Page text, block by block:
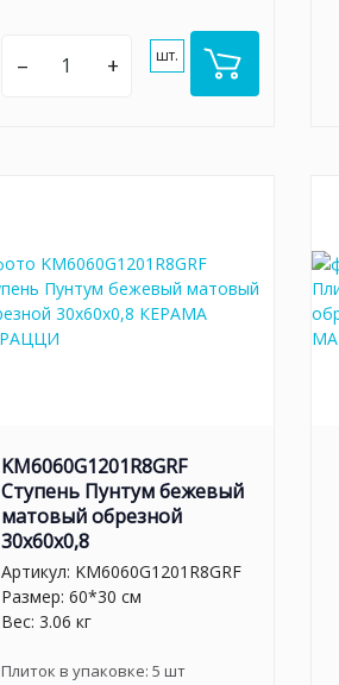
– + шт.
KM6060G1201R8GRF
Ступень Пунтум бежевый
матовый обрезной
30x60x0,8
Артикул: KM6060G1201R8GRF
Размер: 60*30 см
Вес: 3.06 кг
Плиток в упаковке: 5 шт